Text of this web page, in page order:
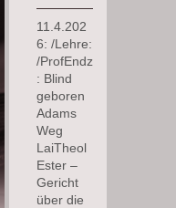
11.4.202
6: /Lehre:
/ProfEndz
: Blind
geboren
Adams
Weg
LaiTheol
Ester –
Gericht
über die